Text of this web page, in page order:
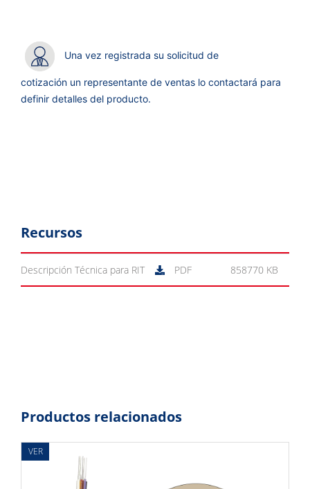
Una vez registrada su solicitud de
cotización un representante de ventas lo contactará para
definir detalles del producto.
Recursos
Descripción Técnica para RIT PDF 858770 KB
Productos relacionados
VER